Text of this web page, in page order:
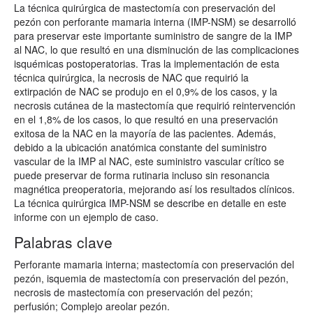
La técnica quirúrgica de mastectomía con preservación del
pezón con perforante mamaria interna (IMP-NSM) se desarrolló
para preservar este importante suministro de sangre de la IMP
al NAC, lo que resultó en una disminución de las complicaciones
isquémicas postoperatorias. Tras la implementación de esta
técnica quirúrgica, la necrosis de NAC que requirió la
extirpación de NAC se produjo en el 0,9% de los casos, y la
necrosis cutánea de la mastectomía que requirió reintervención
en el 1,8% de los casos, lo que resultó en una preservación
exitosa de la NAC en la mayoría de las pacientes. Además,
debido a la ubicación anatómica constante del suministro
vascular de la IMP al NAC, este suministro vascular crítico se
puede preservar de forma rutinaria incluso sin resonancia
magnética preoperatoria, mejorando así los resultados clínicos.
La técnica quirúrgica IMP-NSM se describe en detalle en este
informe con un ejemplo de caso.
Palabras clave
Perforante mamaria interna; mastectomía con preservación del
pezón, isquemia de mastectomía con preservación del pezón,
necrosis de mastectomía con preservación del pezón;
perfusión; Complejo areolar pezón.